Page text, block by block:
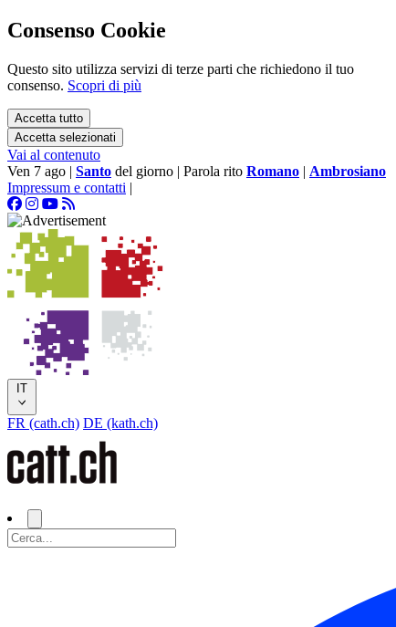
Consenso Cookie
Questo sito utilizza servizi di terze parti che richiedono il tuo
consenso. Scopri di più
Accetta tutto
Accetta selezionati
Vai al contenuto
Ven 7 ago | Santo del giorno | Parola rito Romano | Ambrosiano
Impressum e contatti |
IT
FR (cath.ch) DE (kath.ch)